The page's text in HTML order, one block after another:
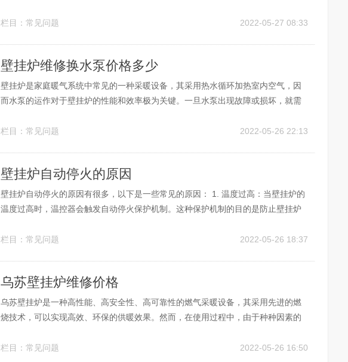
无法启动。此时，我们应该检查一下气源和电源是否正常连接，并重新尝试点火。
栏目： 常见问题 2022-05-27 08:33
壁挂炉维修换水泵价格多少
壁挂炉是家庭暖气系统中常见的一种采暖设备，其采用热水循环加热室内空气，因
而水泵的运作对于壁挂炉的性能和效率极为关键。一旦水泵出现故障或损坏，就需
体情况进行诊断和判断。壁挂炉水泵的损坏可以有多种原因，例如电机故障、轴承
栏目： 常见问题 2022-05-26 22:13
壁挂炉自动停火的原因
壁挂炉自动停火的原因有很多，以下是一些常见的原因： 1. 温度过高：当壁挂炉的
温度过高时，温控器会触发自动停火保护机制。这种保护机制的目的是防止壁挂炉
动触发，熄灭壁挂炉的火源，避免漏电引起火灾事故。 3. 氧气不足：壁挂炉需要足
栏目： 常见问题 2022-05-26 18:37
乌苏壁挂炉维修价格
乌苏壁挂炉是一种高性能、高安全性、高可靠性的燃气采暖设备，其采用先进的燃
烧技术，可以实现高效、环保的供暖效果。然而，在使用过程中，由于种种因素的
先，需要明确的是，乌苏壁挂炉维修的价格因故障类型而异，例如：普通燃烧问
栏目： 常见问题 2022-05-26 16:50